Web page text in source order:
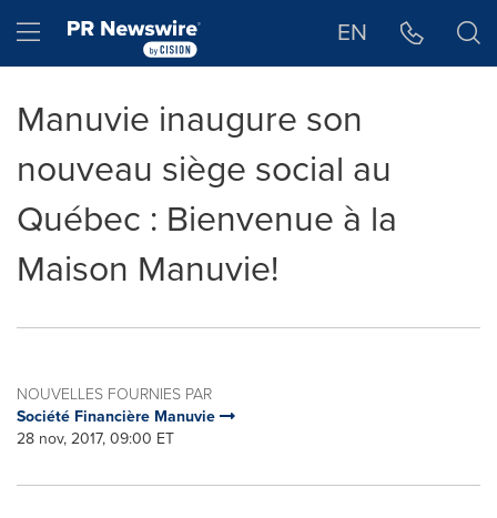
Hamburger menu EN
Manuvie inaugure son
nouveau siège social au
Québec : Bienvenue à la
Maison Manuvie!
NOUVELLES FOURNIES PAR
Société Financière Manuvie
28 nov, 2017, 09:00 ET